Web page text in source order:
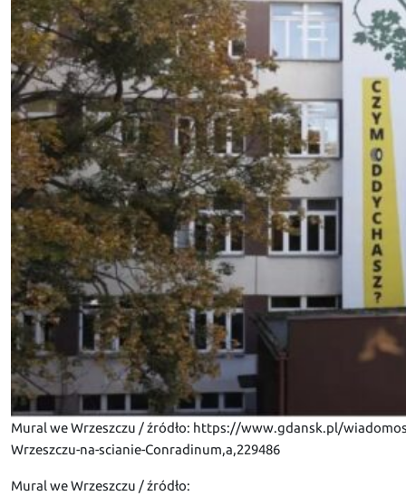
Mural we Wrzeszczu / źródło: https://www.gdansk.pl/
Wrzeszczu-na-scianie-Conradinum,a,229486
Mural we Wrzeszczu / źródło: